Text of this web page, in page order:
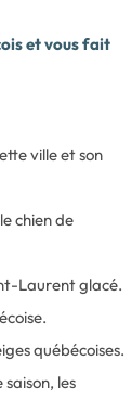
et vous fait
ville et son
chien de
Laurent glacé.
québécoises.
saison, les